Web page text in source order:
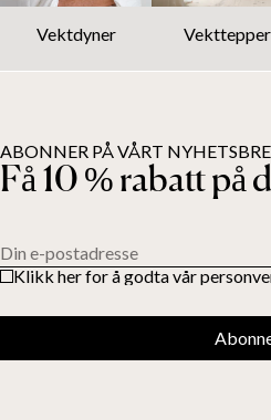
Vektdyner Vekttepper
ABONNER PÅ VÅRT
Få 10 % rabatt på
Din e-postadresse
Klikk her for å godta vår